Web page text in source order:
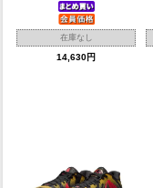
在庫なし
14,630円